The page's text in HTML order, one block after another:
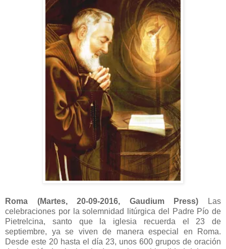
Roma (Martes, 20-09-2016, Gaudium Press)
Las
celebraciones por la solemnidad litúrgica del Padre Pío de
Pietrelcina, santo que la iglesia recuerda el 23 de
septiembre, ya se viven de manera especial en Roma.
Desde este 20 hasta el día 23, unos 600 grupos de oración